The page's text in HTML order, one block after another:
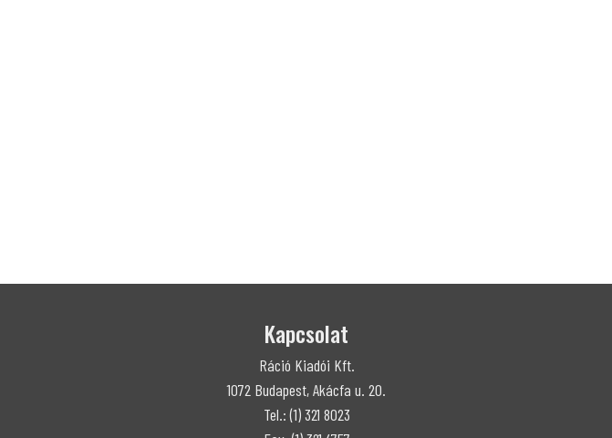
Kapcsolat
Ráció Kiadói Kft.
1072 Budapest, Akácfa u. 20.
Tel.: (1) 321 8023